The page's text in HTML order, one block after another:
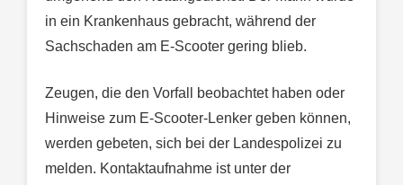
in ein Krankenhaus gebracht, während der
Sachschaden am E-Scooter gering blieb.
Zeugen, die den Vorfall beobachtet haben oder
Hinweise zum E-Scooter-Lenker geben können,
werden gebeten, sich bei der Landespolizei zu
melden. Kontaktaufnahme ist unter der